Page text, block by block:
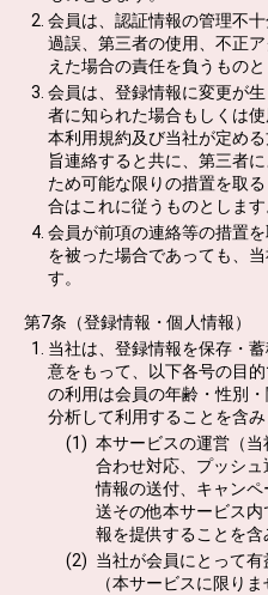
会員は、認証情報の管理不
過誤、第三者の使用、不正
えた場合の責任を負うものと
会員は、登録情報に変更が
者に知られた場合もしくは
本利用規約及び当社が定め
旨連絡すると共に、第三者
ため可能な限りの措置を取
合はこれに従うものとします
会員が前項の連絡等の措置
を被った場合であっても、
す。
第7条（登録情報・個人情報）
当社は、登録情報を保存・
意をもって、以下各号の目
の利用は会員の年齢・性別
分析して利用することを含み
本サービスの運営（
合わせ対応、プッシ
情報の送付、キャン
送その他本サービス
報を提供することを含
当社が会員にとって
（本サービスに限り